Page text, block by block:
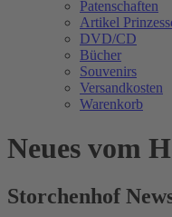
Patenschaften
Artikel
DVD/CD
Bücher
Souvenirs
Versandkosten
Warenkorb
Neues vom
Storchenhof